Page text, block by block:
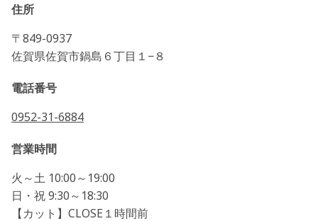
住所
〒849-0937
佐賀県佐賀市鍋島６丁目１−８
電話番号
0952-31-6884
営業時間
火～土 10:00～19:00
日・祝 9:30～18:30
【カット】CLOSE１時間前